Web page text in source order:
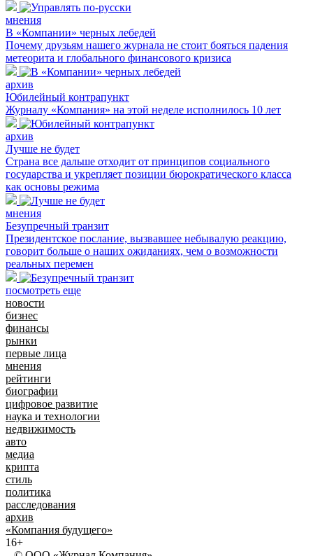
мнения
В «Компании» черных лебедей
Почему друзьям нашего журнала не стоит бояться падения
метеорита и глобального финансового кризиса
архив
Юбилейный контрапункт
Журналу «Компания» на этой неделе исполнилось 10 лет
архив
Лучше не будет
Страна все дальше отходит от принципов социального
государства и укрепляет позиции бюрократического класса
как основы режима
мнения
Безупречный транзит
Президентское послание, вызвавшее небывалую реакцию,
говорит больше о наших ожиданиях, чем о возможности
реальных перемен
посмотреть еще
новости
бизнес
финансы
рынки
первые лица
мнения
рейтинги
биографии
цифровое развитие
наука и технологии
недвижимость
авто
медиа
крипта
стиль
политика
расследования
архив
«Компания будущего»
16+